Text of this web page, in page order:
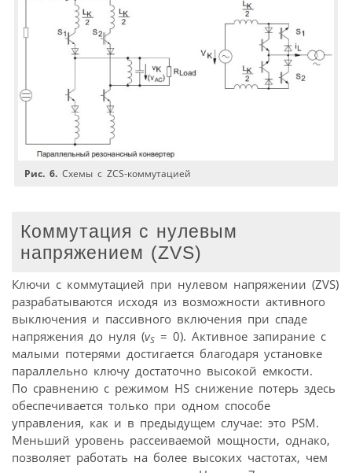
Рис. 6. Схемы с ZСS-коммутацией
Коммутация с нулевым
напряжением (ZVS)
Ключи с коммутацией при нулевом напряжении (ZVS)
разрабатываются исходя из возможности активного
выключения и пассивного включения при спаде
напряжения до нуля (vS = 0). Активное запирание c
малыми потерями достигается благодаря установке
параллельно ключу достаточно высокой емкости.
По сравнению с режимом HS снижение потерь здесь
обеспечивается только при одном способе
управления, как и в предыдущем случае: это PSM.
Меньший уровень рассеиваемой мощности, однако,
позволяет работать на более высоких частотах, чем